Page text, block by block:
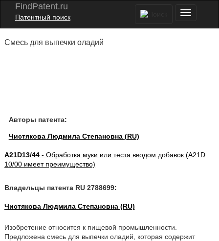
FindPatent.ru
Патентный поиск
Смесь для выпечки оладий
Авторы патента:
Чистякова Людмила Степановна (RU)
A21D13/44- Обработка муки или теста вводом добавок (A21D
10/00 имеет преимущество)
Владельцы патента RU 2788699:
Чистякова Людмила Степановна (RU)
Изобретение относится к пищевой промышленности.
Предложена смесь для выпечки оладий, которая содержит